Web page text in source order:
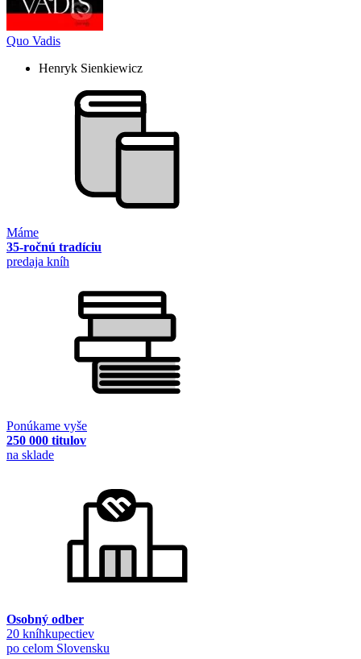
Quo Vadis
Henryk Sienkiewicz
Máme
35-ročnú tradíciu
predaja kníh
Ponúkame vyše
250 000 titulov
na sklade
Osobný odber
20 kníhkupectiev
po celom Slovensku